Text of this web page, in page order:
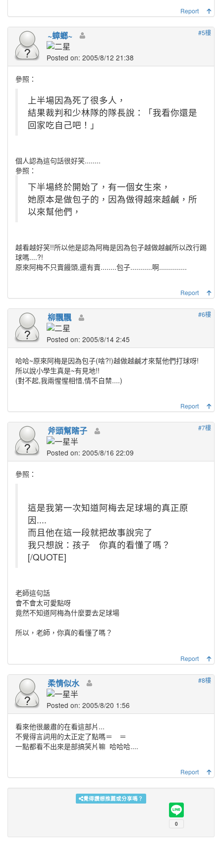
Report
#5樓
~蟑螂~
Posted on: 2005/8/12 21:38
參照：
上半場因為死了很多人，
結果裁判和少林隊的隊長說：「我看你還是
回家吃自己吧！」
個人認為這句話很好笑........
參照：
下半場終於開始了，有一個女生來，
她原本是做包子的，因為做得越來越鹹，所
以來幫他們，
越看越好笑!!所以他是認為阿梅是因為包子越做越鹹所以改行踢
球嗎....?!
原來阿梅不只賣饅頭,還有賣........包子...........啊..............
Report
#6樓
柳飄飄
Posted on: 2005/8/14 2:45
哈哈~原來阿梅是因為包子(啥?!)越做越鹹才來幫他們打球呀!
所以說小學生真是~有見地!!
(對不起,我兩惺惺相惜,情不自禁....)
Report
#7樓
斧頭幫瞎子
Posted on: 2005/8/16 22:09
參照：
這是我第一次知道阿梅去足球場的真正原
因....
而且他在這一段就把故事說完了
我只想說：孩子 你真的看懂了嗎？
[/QUOTE]
老師這句話
會不會太可愛點呀
竟然不知道阿梅為什麼要去足球場
所以，老師，你真的看懂了嗎？
Report
#8樓
柔情似水
Posted on: 2005/8/20 1:56
看來他很嚴肅的在看這部片...
不覺得言詞用的太正定了點嗎＝ ＝
一點都看不出來是部搞笑片嘛 哈哈哈....
Report
覺得讚想推薦或分享嗎？